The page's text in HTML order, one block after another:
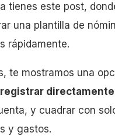
tienes este post,
una plantilla de
rápidamente.
te mostramos una
registrar
y cuadrar con
y gastos.